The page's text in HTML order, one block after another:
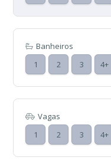
Banheiros
1
2 3 4+
Vagas
1
2 3 4+